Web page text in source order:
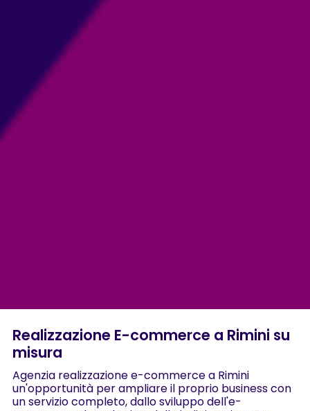
Realizzazione E-commerce a Rimini su
misura
Agenzia realizzazione e-commerce a Rimini
un'opportunità per ampliare il proprio business con
un servizio completo, dallo sviluppo dell'e-